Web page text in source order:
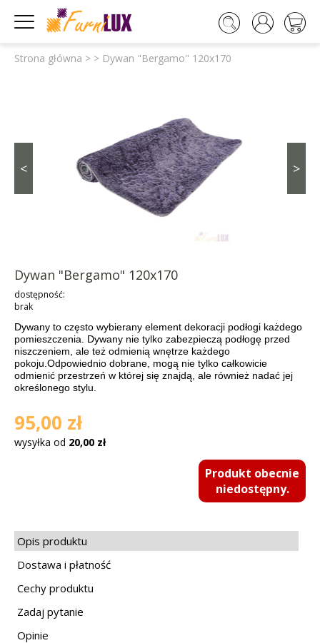
Strona główna > > Dywan "Bergamo" 120x170
< >
Dywan "Bergamo" 120x170
dostępność:
brak
Dywany to często wybierany element dekoracji podłogi każdego
pomieszczenia. Dywany nie tylko zabezpieczą podłogę przed
niszczeniem, ale też odmienią wnętrze każdego
pokoju. Odpowiednio dobrane, mogą nie tylko całkowicie
odmienić przestrzeń w której się znajdą, ale również nadać jej
określonego stylu.
95,00 zł
wysyłka od 20,00 zł
Produkt obecnie
niedostępny.
Opis produktu
Dostawa i płatność
Cechy produktu
Zadaj pytanie
Opinie
   